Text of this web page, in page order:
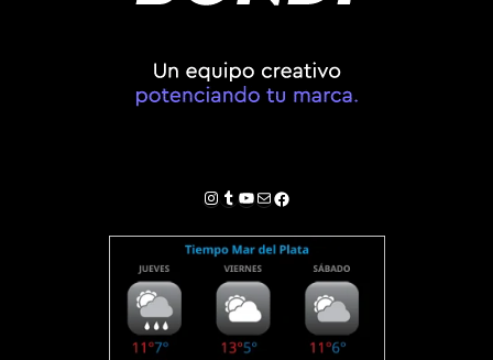
Instagram
Tumblr
YouTube
Correo electrónico
Facebook